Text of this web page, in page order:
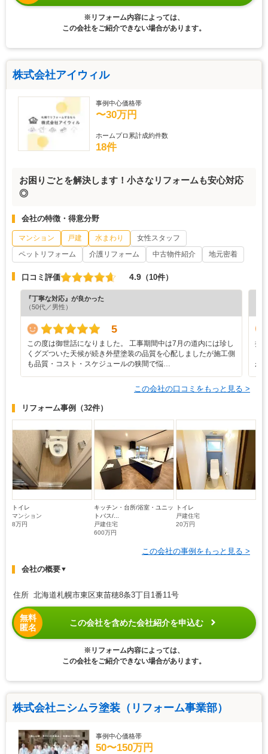
※リフォーム内容によっては、
この会社をご紹介できない場合があります。
株式会社アイウィル
事例中心価格帯
〜30万円
ホームプロ累計成約件数
18件
お困りごとを解決します！小さなリフォームも安心対応
◎
会社の特徴・得意分野
マンション 戸建 水まわり
女性スタッフ
ペットリフォーム
介護リフォーム 中古物件紹介 地元密着
口コミ評価 4.9 （10件）
『丁寧な対応』が良かった
（50代／男性）
5
この度は御世話になりました。 工事期間中は7月の道内には珍し
くグズついた天候が続き外壁塗装の品質を心配しましたが施工側
も品質・コスト・スケジュールの狭間で悩…
担
が
この会社の口コミをもっと見る >
リフォーム事例 （32件）
トイレ
マンション
8万円
キッチン・台所/浴室・ユニッ
トバス/...
戸建住宅
600万円
トイレ
戸建住宅
20万円
この会社の事例をもっと見る >
会社の概要▼
住所 北海道札幌市東区東苗穂8条3丁目1番11号
無料
匿名
この会社を含めた会社紹介を申込む
※リフォーム内容によっては、
この会社をご紹介できない場合があります。
株式会社ニシムラ塗装（リフォーム事業部）
事例中心価格帯
50〜150万円